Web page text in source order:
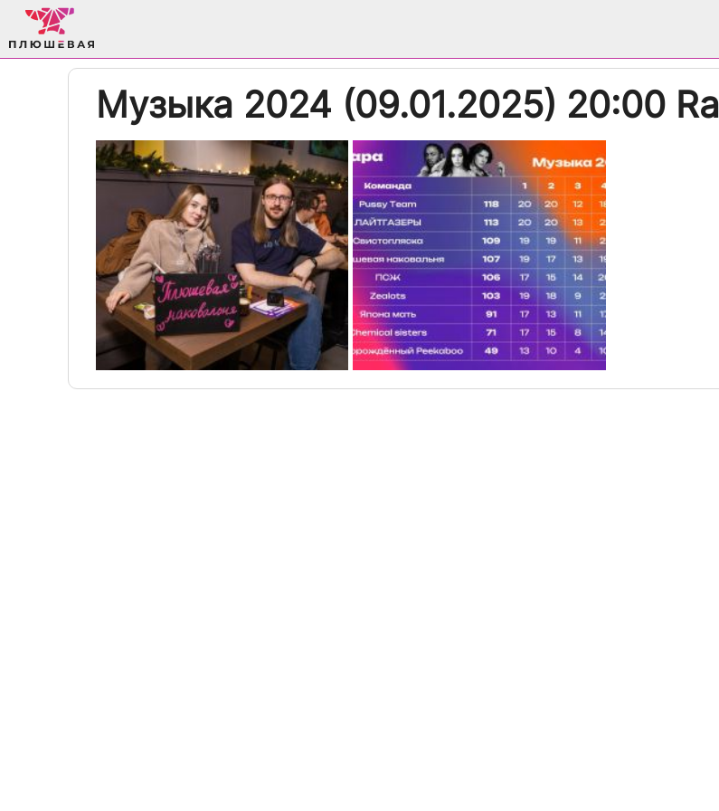
Музыка 2024 (09.01.2025) 20:00